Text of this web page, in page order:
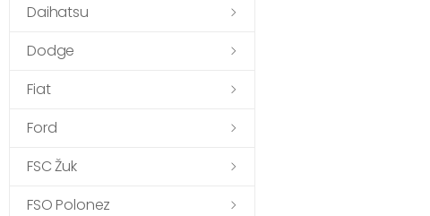
Daihatsu
Dodge
Fiat
Ford
FSC Žuk
FSO Polonez